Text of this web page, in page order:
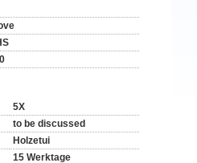
5X
to be discussed
Holzetui
15 Werktage